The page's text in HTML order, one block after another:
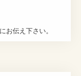
お伝え下さい。